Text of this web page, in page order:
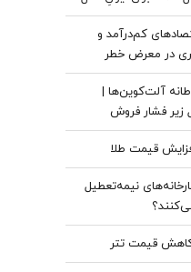
کم‌درآمد و
در معرض خطر
آلت‌کوین‌ها |
زیر فشار فروش
نیمه‌تعطیل